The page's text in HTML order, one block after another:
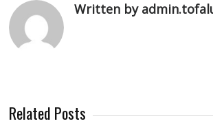
Written by
Related Posts